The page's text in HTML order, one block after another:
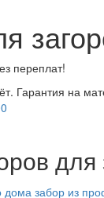
переплат!
Гарантия на